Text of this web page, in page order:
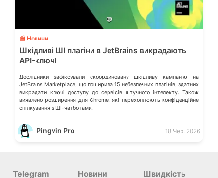
💬
📰 Новини
Шкідливі ШІ плагіни в JetBrains викрадають
API-ключі
Дослідники зафіксували скоординовану шкідливу кампанію на
JetBrains Marketplace, що поширила 15 небезпечних плагінів, здатних
викрадати ключі доступу до сервісів штучного інтелекту. Також
виявлено розширення для Chrome, які перехоплюють конфіденційне
спілкування з ШІ-чатботами.
Pingvin Pro 18 Чер, 2026
Telegram Новини Швидкість